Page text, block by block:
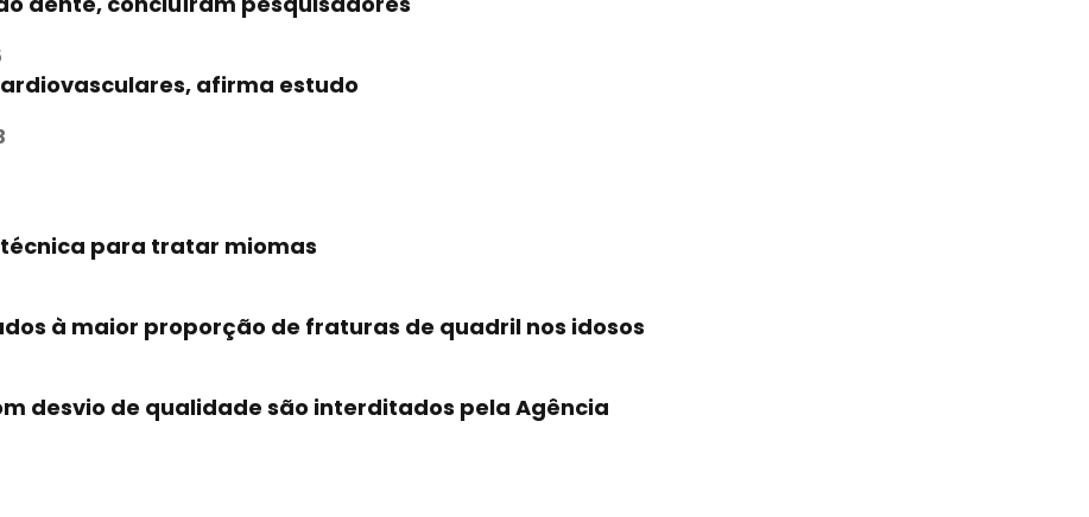
afirma estudo
para tratar miomas
à maior proporção de fraturas de quadril nos idosos
desvio de qualidade são interditados pela Agência